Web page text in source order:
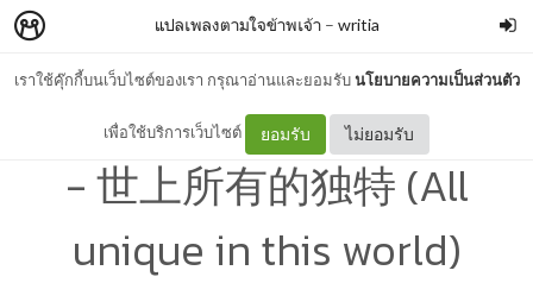
เราใช้คุ๊กกี้บนเว็บไซต์ของเรา กรุณาอ่านและยอมรับนโยบายความเป็นส่วนตัว
เพื่อใช้บริการเว็บไซต์ ยอมรับ ไม่ยอมรับ
แปลเพลงตามใจข้าพเจ้า– writia
[CHN/PYN/TH] ติงเฟยจวิ้น
- 世上所有的独特 (All
unique in this world)